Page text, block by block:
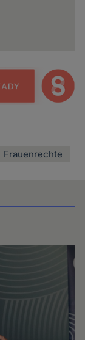
Frauenrechte